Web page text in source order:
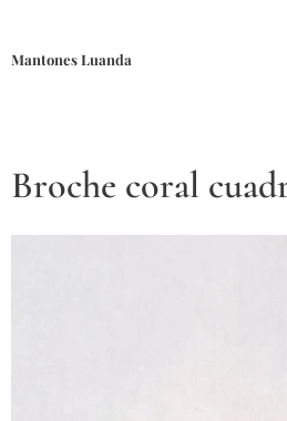
Mantones Luanda
Broche coral